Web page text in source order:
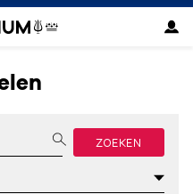
ZOEKEN